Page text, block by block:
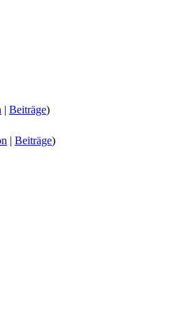
| Beiträge)
| Beiträge)